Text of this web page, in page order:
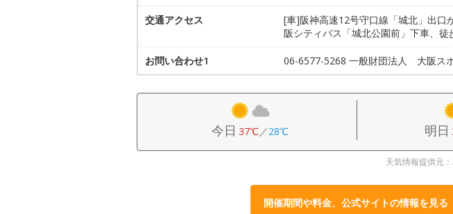
交通アクセス
[車]阪神高速12号守口線「城北」出口
阪シティバス「城北公園前」下車、徒
お問い合わせ1 06-6577-5268 一般財団法人 大阪ス
今日 37℃／28℃ 明日
天気情報提供元
開催期間や料金、公式サイトの情報を見る